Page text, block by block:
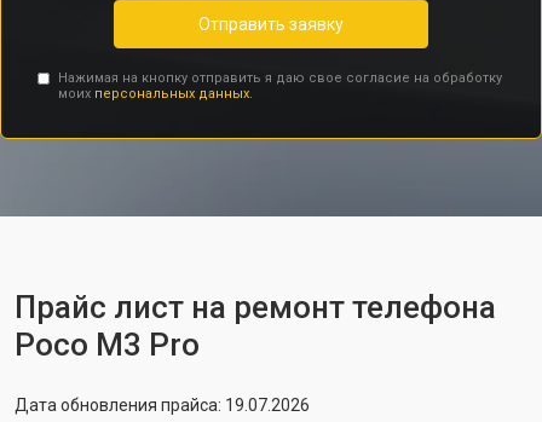
Отправить заявку
Нажимая на кнопку отправить я даю свое согласие на обработку
моих персональных данных.
Прайс лист на ремонт телефона
Poco M3 Pro
Дата обновления прайса: 19.07.2026